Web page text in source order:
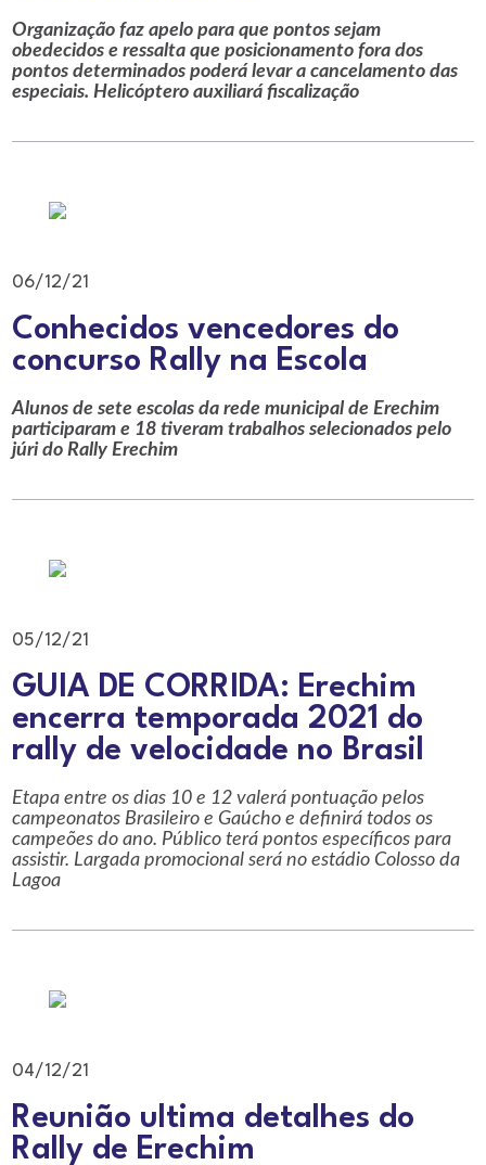
Organização faz apelo para que pontos sejam
obedecidos e ressalta que posicionamento fora dos
pontos determinados poderá levar a cancelamento das
especiais. Helicóptero auxiliará fiscalização
06/12/21
Conhecidos vencedores do
concurso Rally na Escola
Alunos de sete escolas da rede municipal de Erechim
participaram e 18 tiveram trabalhos selecionados pelo
júri do Rally Erechim
05/12/21
GUIA DE CORRIDA: Erechim
encerra temporada 2021 do
rally de velocidade no Brasil
Etapa entre os dias 10 e 12 valerá pontuação pelos
campeonatos Brasileiro e Gaúcho e definirá todos os
campeões do ano. Público terá pontos específicos para
assistir. Largada promocional será no estádio Colosso da
Lagoa
04/12/21
Reunião ultima detalhes do
Rally de Erechim